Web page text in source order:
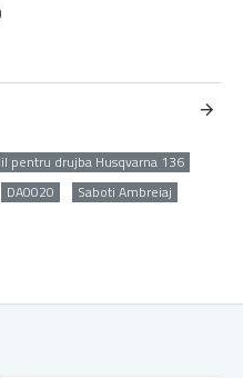
pentru drujba Husqvarna 136
DA0020 Saboti Ambreiaj